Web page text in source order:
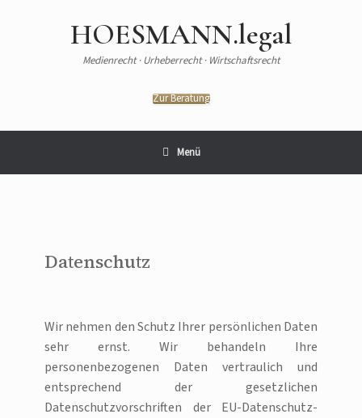
HOESMANN.legal
Medienrecht · Urheberrecht · Wirtschaftsrecht
Zur Beratung
Menü
Datenschutz
Wir nehmen den Schutz Ihrer persönlichen Daten
sehr ernst. Wir behandeln Ihre
personenbezogenen Daten vertraulich und
entsprechend der gesetzlichen
Datenschutzvorschriften der EU-Datenschutz-